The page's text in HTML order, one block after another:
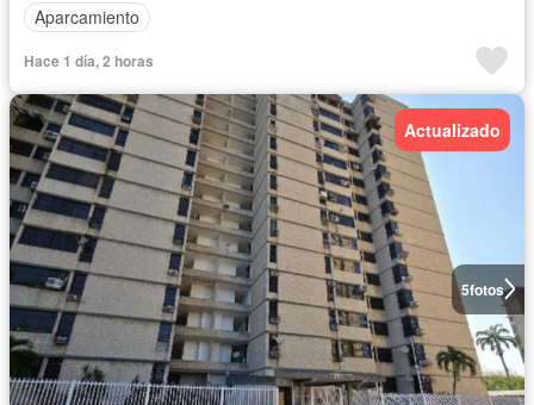
Aparcamiento
Hace 1 día, 2 horas
5fotos
Actualizado